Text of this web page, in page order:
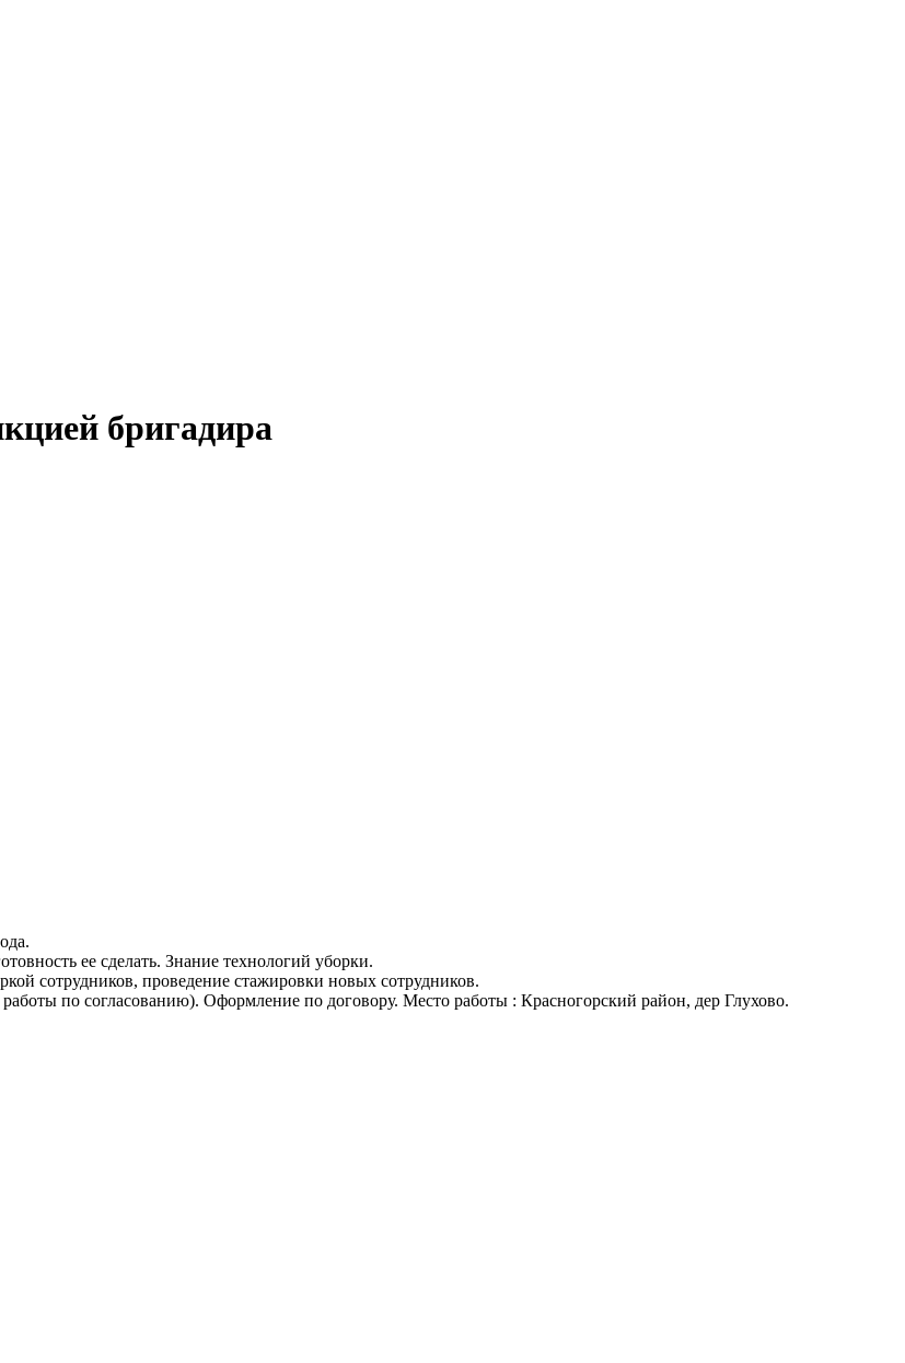
бригадира
ее сделать. Знание технологий уборки.
сотрудников, проведение стажировки новых сотрудников.
по согласованию). Оформление по договору. Место работы : Красногорский район, дер Глухово.